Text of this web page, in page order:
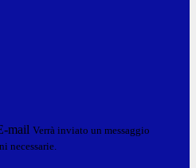
mail Verrà inviato un messaggio
necessarie.